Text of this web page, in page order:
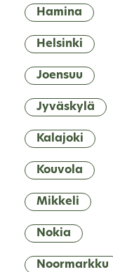
Hamina
Helsinki
Joensuu
Jyväskylä
Kalajoki
Kouvola
Mikkeli
Nokia
Noormarkku